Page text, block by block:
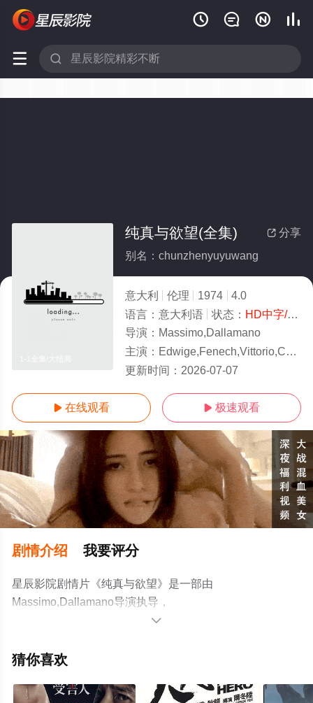
   
 
 分享
纯真与欲望(全集)
别名：chunzhenyuyuwang
意大利 伦理 1974
4.0
语言： 意大利语 状态： HD中字/高清
导演： Massimo,Dallamano
主演： Edwige,Fenech,Vittorio,Caprioli,Roberto,Cenci,Lionel,Stander,Ann
更新时间： 2026-07-07
 在线观看  极速观看
剧情介绍 我要评分
星辰影院剧情片《纯真与欲望》是一部由
Massimo,Dallamano导演执导，
1全集），手机免费观看高清无删减完整版电影大全就上星
情网等平台了解。

猜你喜欢